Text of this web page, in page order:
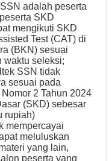
adalah peserta
SKD
mengikuti SKD
Test (CAT) di
(BKN) sesuai
waktu seleksi;
SSN tidak
sesuai pada
2 Tahun 2024
(SKD) sebesar
rupiah)
mempercayai
meluluskan
yang lain,
peserta yang